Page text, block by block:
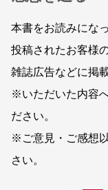
本書をお読みにな
投稿されたお客様
雑誌広告などに掲
※いただいた内容
ださい。
※ご意見・ご感想以
さい。